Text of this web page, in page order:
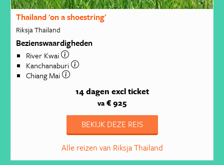
Thailand 'on a shoestring'
Riksja Thailand
Bezienswaardigheden
River Kwai
Kanchanaburi
Chiang Mai
14 dagen excl ticket
va € 925
BEKIJK DEZE REIS
Alle reizen van Riksja Thailand